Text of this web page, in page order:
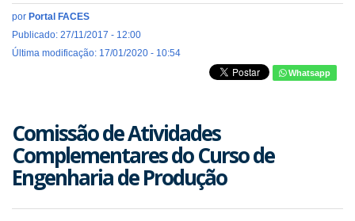
por Portal FACES
Publicado: 27/11/2017 - 12:00
Última modificação: 17/01/2020 - 10:54
Whatsapp
Comissão de Atividades
Complementares do Curso de
Engenharia de Produção